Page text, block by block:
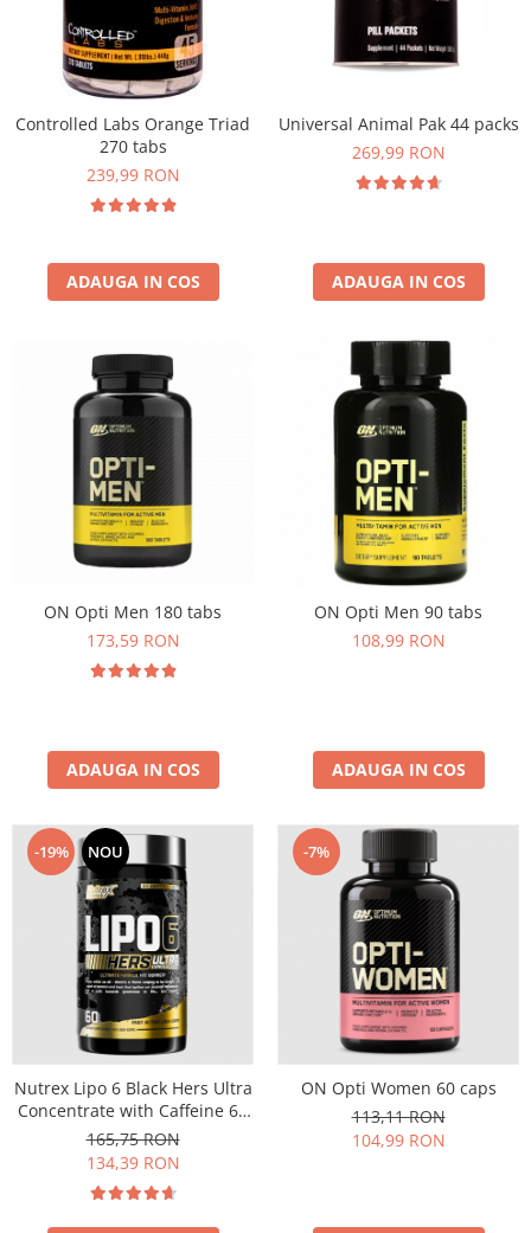
Vitamine bărbați / femei
Îngrijire personală
Insulated
JNX Sports
Kaged
Kevin Levrone
Muscle Meds
Muscle Pharm
Mutant
Naughty Boy
Nordic Naturals
NOW Foods
Olimp Sport Nutrition
Optimum Nutrition
PeScience
Power System
Pro Supps
Raw Nutrition
Revoflex
Rich Piana 5% Nutrition
Scivation
Skill Nutrition
Smart Shake
Swanson
Universal
Controlled Labs Orange Triad
270 tabs
239,99 RON
ADAUGA IN COS
Universal Animal Pak 44 packs
269,99 RON
ADAUGA IN COS
ON Opti Men 180 tabs
173,59 RON
ADAUGA IN COS
ON Opti Men 90 tabs
108,99 RON
ADAUGA IN COS
-19% NOU
Nutrex Lipo 6 Black Hers Ultra
Concentrate with Caffeine 60
caps
165,75 RON
134,39 RON
-7%
ON Opti Women 60 caps
113,11 RON
104,99 RON